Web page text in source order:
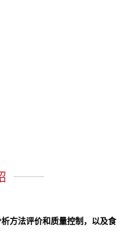
方法评价和质量控制，以及食